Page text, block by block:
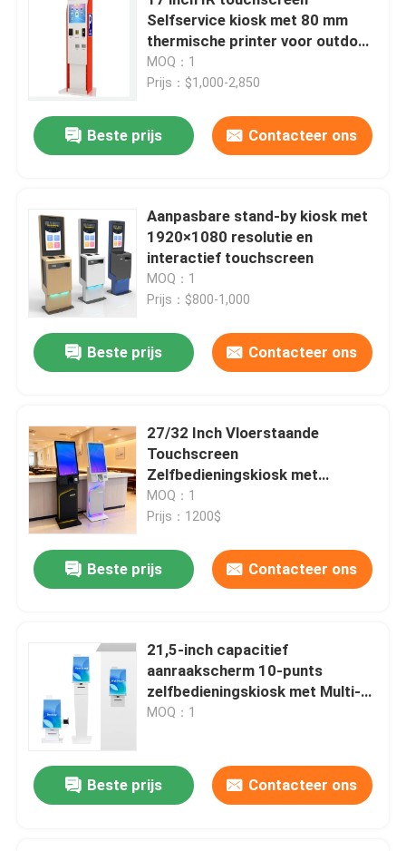
Verzoek om een Citaat
Kiosk voor zelfbestelling
Zelfbedieningssysteem
Touch screen Digitale Kiosk
Digitaal interactief whiteboard
Advertentieweergave met hoge helderheid
Lift Reclamevertoning
Interactieve touchscreen-tafel
LCD die Muur verbinden
LCD Reclamevertoning
Selfservice kiosk met 80 mm
thermische printer voor outdoor
betalingstoepassingen
MOQ：1
Prijs：$1,000-2,850
Beste prijs Contacteer ons
Aanpasbare stand-by kiosk met
1920×1080 resolutie en
interactief touchscreen
MOQ：1
Prijs：$800-1,000
Beste prijs Contacteer ons
27/32 Inch Vloerstaande
Touchscreen
Zelfbedieningskiosk met
1920x1080 Resolutie voor
Zelfbestelling en Interactief
MOQ：1
Prijs：1200$
Beste prijs Contacteer ons
21,5-inch capacitief
aanraakscherm 10-punts
zelfbedieningskiosk met Multi-
OS-ondersteuning voor
MOQ：1
Beste prijs Contacteer ons